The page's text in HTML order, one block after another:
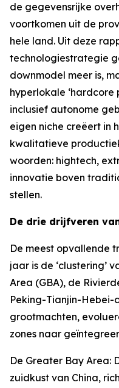
de gegevensrijke
voortkomen uit de
hele land. Uit deze
technologiestrategie
downmodel meer is,
hyperlokale ‘hardcore
inclusief autonome
eigen niche creëert in
kwalitatieve
woorden: hightech,
innovatie boven
stellen.
De drie drijfveren
De meest opvallende
jaar is de ‘clustering’
Area (GBA), de
Peking-Tianjin-Hebei-
grootmachten,
zones naar
De Greater Bay Area:
zuidkust van China,